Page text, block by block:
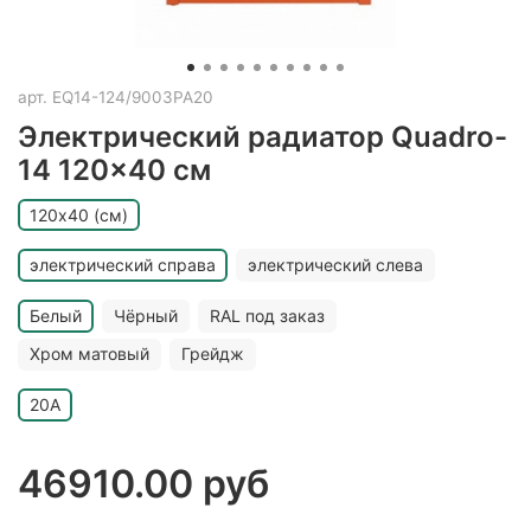
арт. EQ14-124/9003PA20
Электрический радиатор Quadro-
14 120x40 см
120х40 (см)
электрический справа электрический слева
Белый Чёрный
RAL под заказ
Хром матовый
Грейдж
20A
46910.00 руб